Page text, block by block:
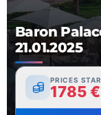
Baron
21.01.2025
PRICES
1785€